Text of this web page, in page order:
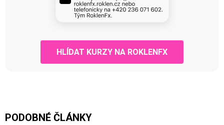
HLÍDAT KURZY NA ROKLENFX
PODOBNÉ ČLÁNKY